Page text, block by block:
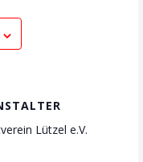
Lützel e.V.